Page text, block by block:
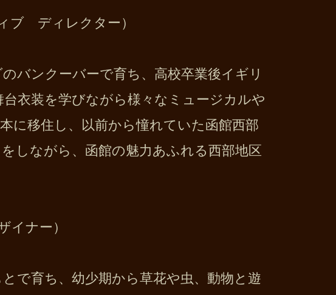
ブ ディレクター）
バンクーバーで育ち、高校卒業後イギリ
衣装を学びながら様々なミュージカルや
に移住し、以前から憧れていた函館西部
しながら、函館の魅力あふれる西部地区
ナー）
で育ち、幼少期から草花や虫、動物と遊